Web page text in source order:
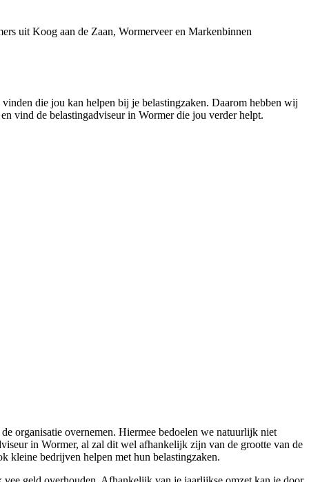
uit Koog aan de Zaan, Wormerveer en Markenbinnen
die jou kan helpen bij je belastingzaken. Daarom hebben wij
vind de belastingadviseur in Wormer die jou verder helpt.
organisatie overnemen. Hiermee bedoelen we natuurlijk niet
in Wormer, al zal dit wel afhankelijk zijn van de grootte van de
kleine bedrijven helpen met hun belastingzaken.